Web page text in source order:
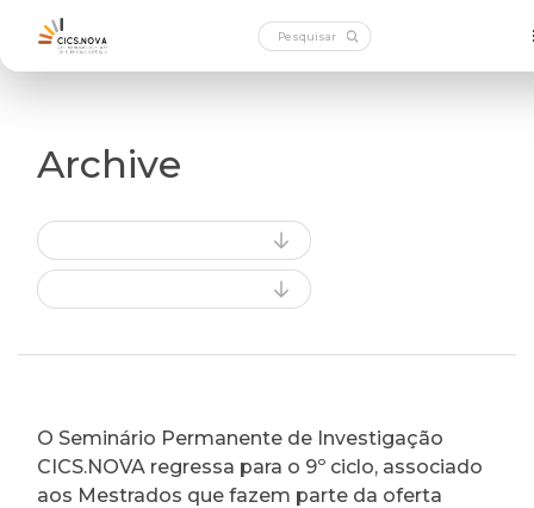
Archive
O Seminário Permanente de Investigação
CICS.NOVA regressa para o 9º ciclo, associado
aos Mestrados que fazem parte da oferta